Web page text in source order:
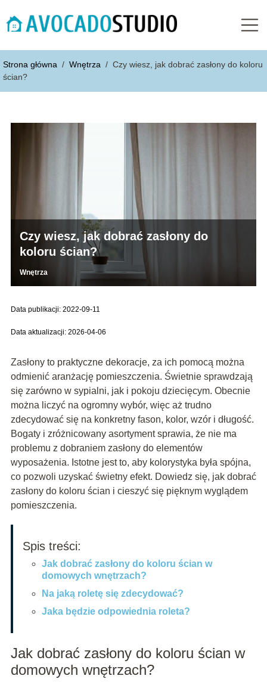
Strona główna / Wnętrza / Czy wiesz, jak dobrać zasłony do koloru
ścian?
Czy wiesz, jak dobrać zasłony do
koloru ścian?
Wnętrza
Data publikacji: 2022-09-11
Data aktualizacji: 2026-04-06
Zasłony to praktyczne dekoracje, za ich pomocą można
odmienić aranżację pomieszczenia. Świetnie sprawdzają
się zarówno w sypialni, jak i pokoju dziecięcym. Obecnie
można liczyć na ogromny wybór, więc aż trudno
zdecydować się na konkretny fason, kolor, wzór i długość.
Bogaty i zróżnicowany asortyment sprawia, że nie ma
problemu z dobraniem zasłony do elementów
wyposażenia. Istotne jest to, aby kolorystyka była spójna,
co pozwoli uzyskać świetny efekt. Dowiedz się, jak dobrać
zasłony do koloru ścian i cieszyć się pięknym wyglądem
pomieszczenia.
Spis treści:
Jak dobrać zasłony do koloru ścian w
domowych wnętrzach?
Na jaką roletę się zdecydować?
Jaka będzie odpowiednia roleta?
Jak dobrać zasłony do koloru ścian w
domowych wnętrzach?